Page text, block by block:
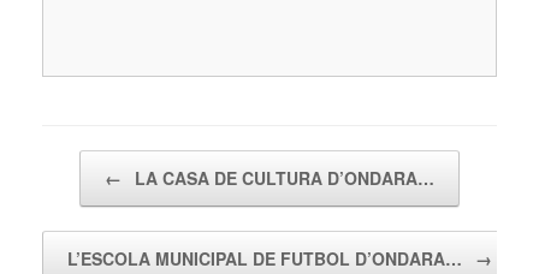
← LA CASA DE CULTURA D’ONDARA…
L’ESCOLA MUNICIPAL DE FUTBOL D’ONDARA… →